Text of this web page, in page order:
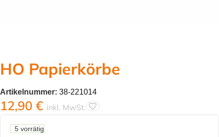
HO Papierkörbe
Artikelnummer: 38-221014
12,90 € inkl. MwSt.
5 vorrätig